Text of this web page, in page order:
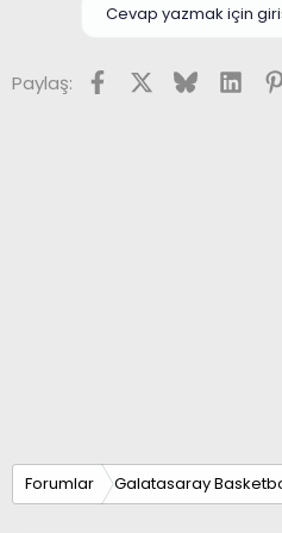
Cevap yazmak için
Paylaş: FacebookX (Twitter)
Bluesky
Forumlar Galatasaray